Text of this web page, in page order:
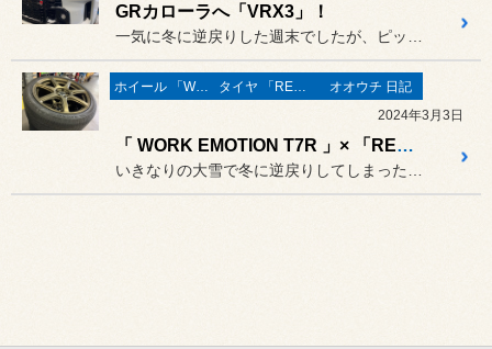
GRカローラへ「VRX3」！
ホイール 「WORK」 タイヤ 「REGNO」
オオウチ 日記
2024年3月3日
「 WORK EMOTION T7R 」× 「REGNO」 レガシィツーリングワゴンに装着！